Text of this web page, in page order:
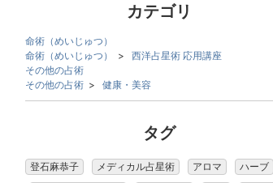
カテゴリ
命術（めいじゅつ）
命術（めいじゅつ）
> 西洋占星術 応用講座
その他の占術
その他の占術 > 健康・美容
タグ
登石麻恭子 メディカル占星術 アロマ
ハーブ